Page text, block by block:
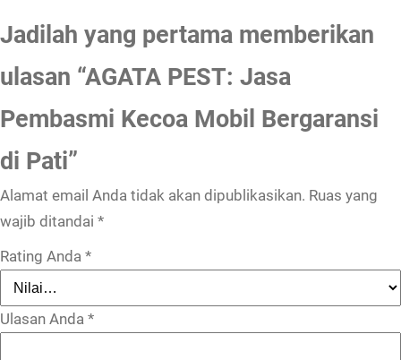
Jadilah yang pertama memberikan
ulasan “AGATA PEST: Jasa
Pembasmi Kecoa Mobil Bergaransi
di Pati”
Alamat email Anda tidak akan dipublikasikan. Ruas yang
wajib ditandai *
Rating Anda *
Ulasan Anda *